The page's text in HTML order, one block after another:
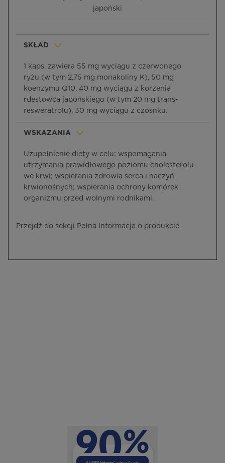
japoński
SKŁAD
1 kaps. zawiera 55 mg wyciągu z czerwonego
ryżu (w tym 2,75 mg monakoliny K), 50 mg
koenzymu Q10, 40 mg wyciągu z korzenia
rdestowca japońskiego (w tym 20 mg trans-
resweratrolu), 30 mg wyciągu z czosnku.
WSKAZANIA
Uzupełnienie diety w celu: wspomagania
utrzymania prawidłowego poziomu cholesterolu
we krwi; wspierania zdrowia serca i naczyń
krwionośnych; wspierania ochrony komórek
organizmu przed wolnymi rodnikami.
Przejdź do sekcji Pełna Informacja o produkcie.